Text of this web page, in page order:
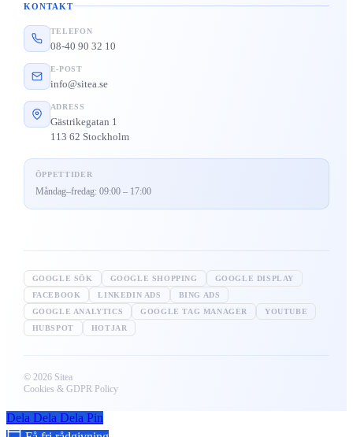
KONTAKT
TELEFON
08-40 90 32 10
E-POST
info@sitea.se
ADRESS
Gästrikegatan 1
113 62 Stockholm
ÖPPETTIDER
Måndag–fredag: 09:00 – 17:00
GOOGLE SÖK GOOGLE SHOPPING
GOOGLE DISPLAY
FACEBOOK
LINKEDIN ADS
BING ADS
GOOGLE ANALYTICS
GOOGLE TAG MANAGER
YOUTUBE
HUBSPOT
HOTJAR
© 2026 Sitea
Cookies & GDPR Policy
Dela Dela Dela Pin